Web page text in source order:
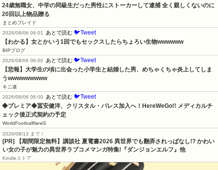
24歳無職女、中学の同級生だった男性にストーカーして逮捕 全く親しくないのに
20回以上物品贈る
まとめブレイド
2026/08/06 06:01
あとで読む 🐦Tweet
【わかる】女とかいう1回でもセックスしたらちょろい生物wwwwww
BIPブログ
2026/08/06 06:00
あとで読む 🐦Tweet
【悲報】大学生の頃に出会った小学生と結婚した男、めちゃくちゃ炎上してしま
うwwwwwwwww
キニ速
2026/08/06 06:00
あとで読む 🐦Tweet
◆プレミア◆冨安健洋、クリスタル・パレス加入へ！HereWeGo!! メディカルチ
ェック後正式契約の予定
WorldFootballNewS
2026/08/13 まで！
[PR] 【期間限定無料】講談社 夏電書2026 異世界でも翻弄されっぱなし!? かわい
い女の子が魅力の異世界ラブコメマンガ特集!『ダンジョンエルフ』他
Kindleストア